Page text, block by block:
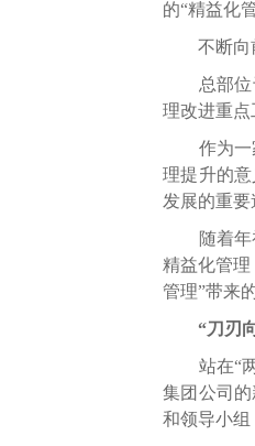
的“精益化
不断向前
总部位于
理改进重点
作为一家
理提升的
发展的重要
随着年初
精益化管
管理”带来
“刀刃
站在“两
集团公司
和领导小组